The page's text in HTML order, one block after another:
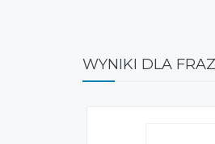
WYNIKI DLA